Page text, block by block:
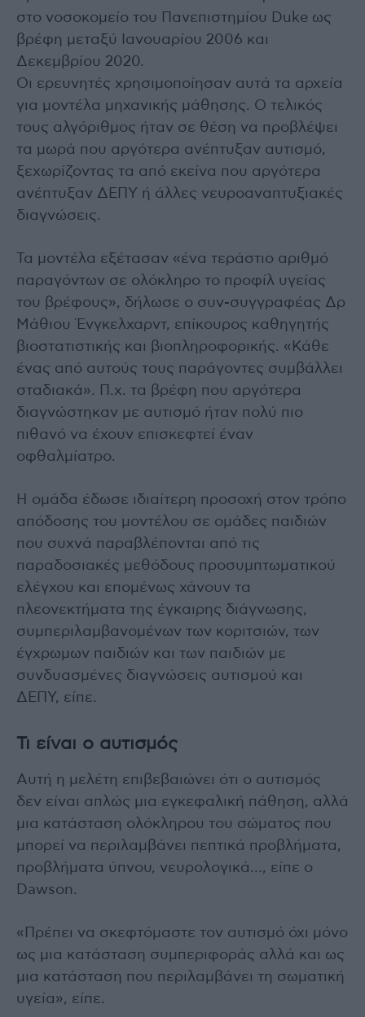
στο νοσοκομείο του Πανεπιστημίου Duke ως
βρέφη μεταξύ Ιανουαρίου 2006 και
Δεκεμβρίου 2020.
Οι ερευνητές χρησιμοποίησαν αυτά τα αρχεία
για μοντέλα μηχανικής μάθησης. Ο τελικός
τους αλγόριθμος ήταν σε θέση να προβλέψει
τα μωρά που αργότερα ανέπτυξαν αυτισμό,
ξεχωρίζοντας τα από εκείνα που αργότερα
ανέπτυξαν ΔΕΠΥ ή άλλες νευροαναπτυξιακές
διαγνώσεις.
Τα μοντέλα εξέτασαν «ένα τεράστιο αριθμό
παραγόντων σε ολόκληρο το προφίλ υγείας
του βρέφους», δήλωσε ο συν-συγγραφέας Δρ
Μάθιου Ένγκελχαρντ, επίκουρος καθηγητής
βιοστατιστικής και βιοπληροφορικής. «Κάθε
ένας από αυτούς τους παράγοντες συμβάλλει
σταδιακά». Π.χ. τα βρέφη που αργότερα
διαγνώστηκαν με αυτισμό ήταν πολύ πιο
πιθανό να έχουν επισκεφτεί έναν
οφθαλμίατρο.
Η ομάδα έδωσε ιδιαίτερη προσοχή στον τρόπο
απόδοσης του μοντέλου σε ομάδες παιδιών
που συχνά παραβλέπονται από τις
παραδοσιακές μεθόδους προσυμπτωματικού
ελέγχου και επομένως χάνουν τα
πλεονεκτήματα της έγκαιρης διάγνωσης,
συμπεριλαμβανομένων των κοριτσιών, των
έγχρωμων παιδιών και των παιδιών με
συνδυασμένες διαγνώσεις αυτισμού και
ΔΕΠΥ, είπε.
Τι είναι ο αυτισμός
Αυτή η μελέτη επιβεβαιώνει ότι ο αυτισμός
δεν είναι απλώς μια εγκεφαλική πάθηση, αλλά
μια κατάσταση ολόκληρου του σώματος που
μπορεί να περιλαμβάνει πεπτικά προβλήματα,
προβλήματα ύπνου, νευρολογικά…, είπε ο
Dawson.
«Πρέπει να σκεφτόμαστε τον αυτισμό όχι μόνο
ως μια κατάσταση συμπεριφοράς αλλά και ως
μια κατάσταση που περιλαμβάνει τη σωματική
υγεία», είπε.